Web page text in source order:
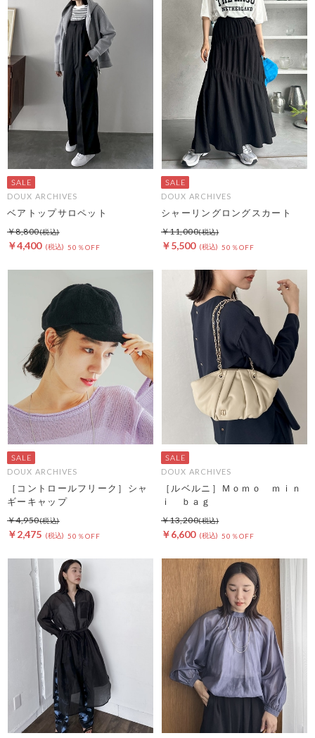
DOUX ARCHIVES
ベアトップサロペット
￥4,400 50％OFF
￥8,800
DOUX ARCHIVES
シャーリングロングスカート
￥5,500 50％OFF
￥11,000
DOUX ARCHIVES
［コントロールフリーク］シャ
ギーキャップ
￥2,475 50％OFF
￥4,950
DOUX ARCHIVES
［ルベルニ］Ｍｏｍｏ ｍｉｎ
ｉ ｂａｇ
￥6,600 50％OFF
￥13,200